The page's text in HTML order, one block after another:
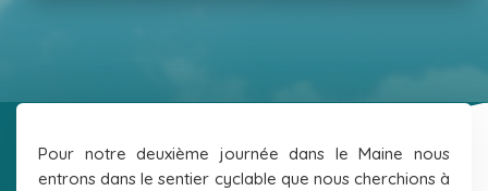
Pour notre deuxième journée dans le Maine nous
entrons dans le sentier cyclable que nous cherchions à